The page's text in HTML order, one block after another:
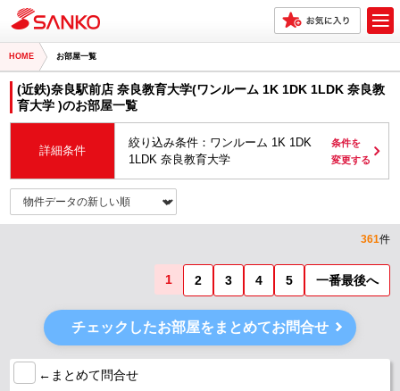
HOME お部屋一覧
(近鉄)奈良駅前店 奈良教育大学(ワンルーム 1K 1DK 1LDK 奈良教
育大学 )のお部屋一覧
詳細条件
絞り込み条件：ワンルーム 1K 1DK
1LDK 奈良教育大学
条件を
変更する
361件
1 2 3 4 5 一番最後へ
チェックしたお部屋をまとめてお問合せ
←まとめて問合せ